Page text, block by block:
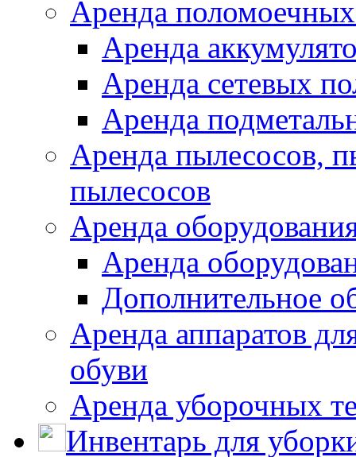
Аренда
Аренда
Аренда сетевых
Аренда
Аренда пылесосов,
пылесосов
Аренда
Аренда
Дополнительное
Аренда аппаратов
обуви
Аренда уборочных
Инвентарь для